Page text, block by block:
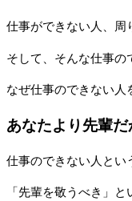
仕事ができない人、周
そして、そんな仕事の
なぜ仕事のできない人
あなたより先輩だ
仕事のできない人とい
「先輩を敬うべき」